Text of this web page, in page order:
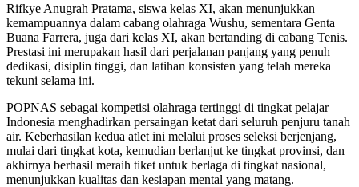
Rifkye Anugrah Pratama, siswa kelas XI, akan menunjukkan
kemampuannya dalam cabang olahraga Wushu, sementara Genta
Buana Farrera, juga dari kelas XI, akan bertanding di cabang Tenis.
Prestasi ini merupakan hasil dari perjalanan panjang yang penuh
dedikasi, disiplin tinggi, dan latihan konsisten yang telah mereka
tekuni selama ini.
POPNAS sebagai kompetisi olahraga tertinggi di tingkat pelajar
Indonesia menghadirkan persaingan ketat dari seluruh penjuru tanah
air. Keberhasilan kedua atlet ini melalui proses seleksi berjenjang,
mulai dari tingkat kota, kemudian berlanjut ke tingkat provinsi, dan
akhirnya berhasil meraih tiket untuk berlaga di tingkat nasional,
menunjukkan kualitas dan kesiapan mental yang matang.